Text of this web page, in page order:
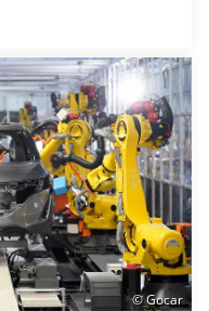
© Gocar